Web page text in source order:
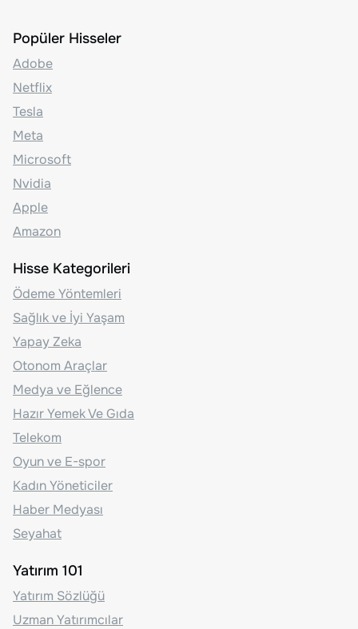
Popüler Hisseler
Adobe
Netflix
Tesla
Meta
Microsoft
Nvidia
Apple
Amazon
Hisse Kategorileri
Ödeme Yöntemleri
Sağlık ve İyi Yaşam
Yapay Zeka
Otonom Araçlar
Medya ve Eğlence
Hazır Yemek Ve Gıda
Telekom
Oyun ve E-spor
Kadın Yöneticiler
Haber Medyası
Seyahat
Yatırım 101
Yatırım Sözlüğü
Uzman Yatırımcılar